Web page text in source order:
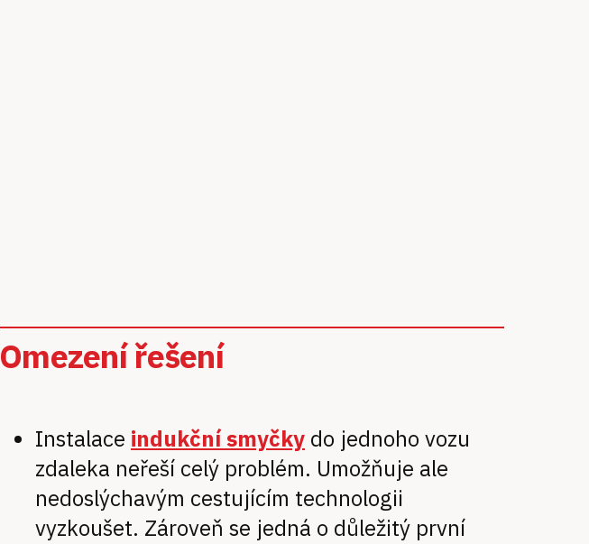
Omezení řešení
Instalace indukční smyčky do jednoho vozu
zdaleka neřeší celý problém. Umožňuje ale
nedoslýchavým cestujícím technologii
vyzkoušet. Zároveň se jedná o důležitý první